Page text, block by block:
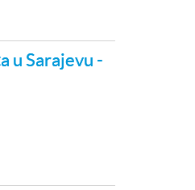
u Sarajevu -